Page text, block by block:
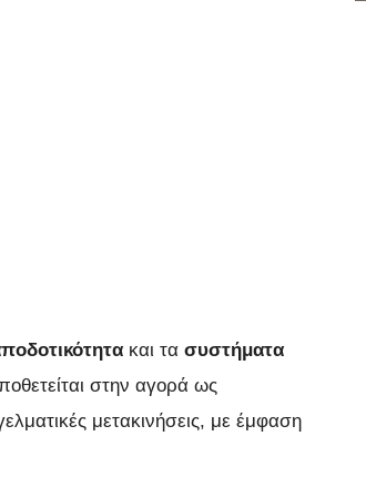
και τα συστήματα
στην αγορά ως
μετακινήσεις, με έμφαση